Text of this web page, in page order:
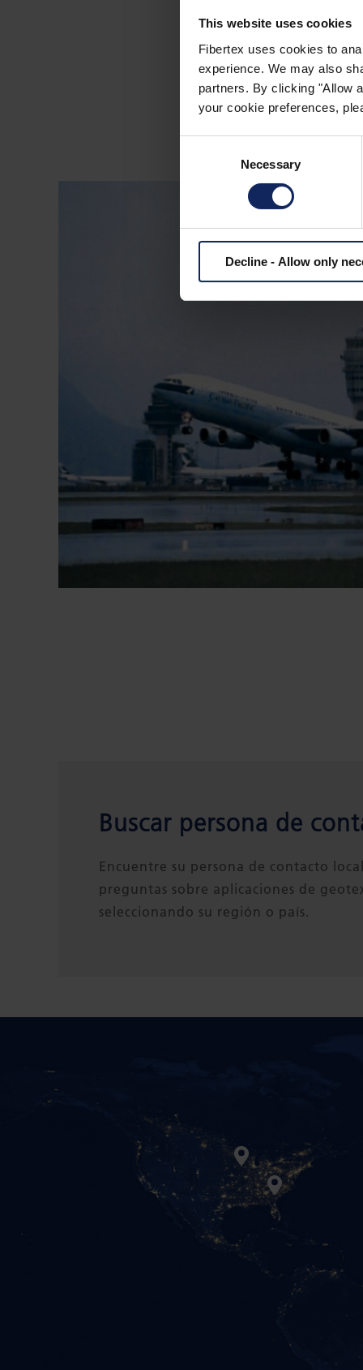
This website uses cookies
Fibertex uses cookies to
experience. We may also
partners. By clicking "Allow
your cookie preferences,
Necessary
Decline - Allow only
LA MAYOR
Buscar persona de
Encuentre su persona de contacto
preguntas sobre aplicaciones de
seleccionando su región o país.